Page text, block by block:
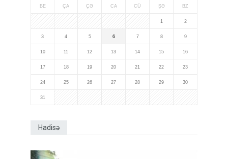
BE ÇA ÇƏ CA CÜ ŞƏ BZ
1 2
3 4 5 6 7 8 9
10 11 12 13 14 15 16
17 18 19 20 21 22 23
24 25 26 27 28 29 30
31
Hadisə